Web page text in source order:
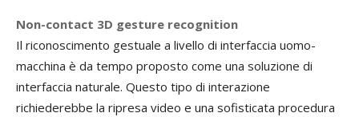
Non-contact 3D gesture recognition
Il riconoscimento gestuale a livello di interfaccia uomo-
macchina è da tempo proposto come una soluzione di
interfaccia naturale. Questo tipo di interazione
richiederebbe la ripresa video e una sofisticata procedura